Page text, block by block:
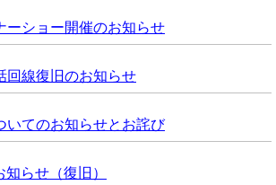
ーショー開催のお知らせ
回線復旧のお知らせ
いてのお知らせとお詫び
らせ（復旧）